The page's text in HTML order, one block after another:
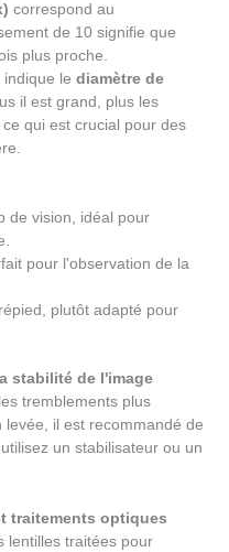
correspond au
de 10 signifie que
plus proche.
indique lediamètre de
il est grand, plus les
qui est crucial pour des
de vision, idéal pour
pour l'observation de la
plutôt adapté pour
stabilité de l'image
tremblements plus
il est recommandé de
un stabilisateur ou un
traitements optiques
lentilles traitées pour